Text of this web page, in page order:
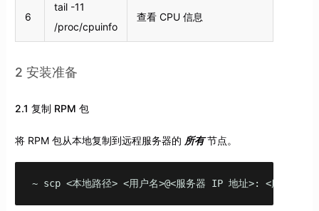
6
tail -11
/proc/cpuinfo
查看 CPU 信息
2 安装准备
2.1 复制 RPM 包
将 RPM 包从本地复制到远程服务器的 所有节点。
~ scp <本地路径> <用户名>@<服务器 IP 地址>: <服务器路